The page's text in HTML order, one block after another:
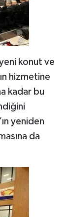
konut ve
hizmetine
kadar bu
yeniden
da